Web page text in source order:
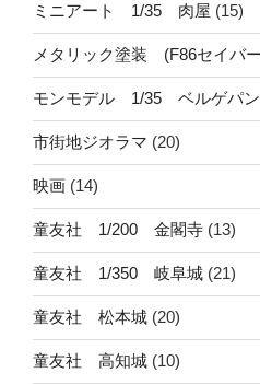
ミニアート 1/35 肉屋 (15)
メタリック塗装 (F86セイバ
モンモデル 1/35 ベルゲパン
市街地ジオラマ (20)
映画 (14)
童友社 1/200 金閣寺 (13)
童友社 1/350 岐阜城 (21)
童友社 松本城 (20)
童友社 高知城 (10)